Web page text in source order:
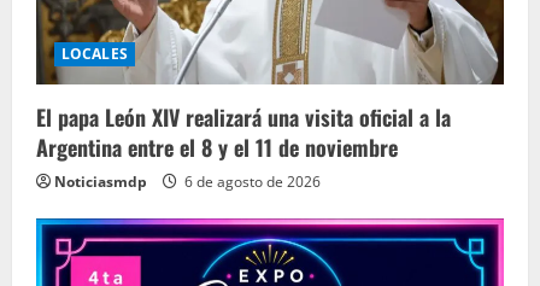
LOCALES
El papa León XIV realizará una visita oficial a la
Argentina entre el 8 y el 11 de noviembre
Noticiasmdp 6 de agosto de 2026